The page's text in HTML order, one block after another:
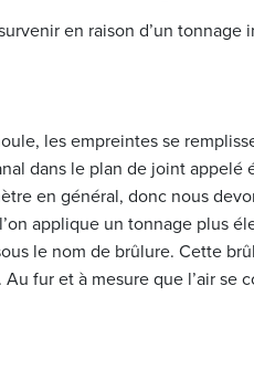
en raison d’un
les empreintes se
dans le plan de joint appelé
en général, donc nous
applique un tonnage plus
le nom de brûlure. Cette
fur et à mesure que l’air se